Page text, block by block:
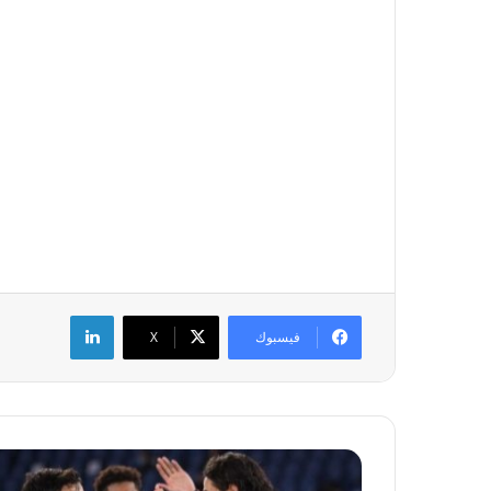
فيسبوك ‫X
ا
ل